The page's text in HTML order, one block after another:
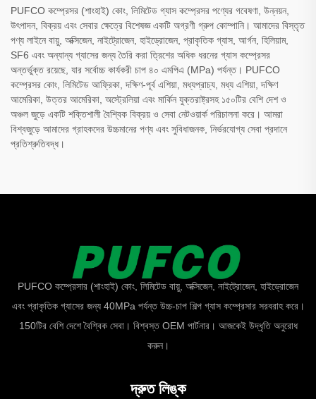
PUFCO কম্প্রেসর (শাংহাই) কোং, লিমিটেড গ্যাস কম্প্রেসর পণ্যের গবেষণা, উন্নয়ন,
উৎপাদন, বিক্রয় এবং সেবার ক্ষেত্রে বিশেষজ্ঞ একটি অগ্রণী গ্রুপ কোম্পানি। আমাদের বিস্তৃত
পণ্য লাইনে বায়ু, অক্সিজেন, নাইট্রোজেন, হাইড্রোজেন, প্রাকৃতিক গ্যাস, আর্গন, হিলিয়াম,
SF6 এবং অন্যান্য গ্যাসের জন্য তৈরি করা ত্রিশের অধিক ধরনের গ্যাস কম্প্রেসর
অন্তর্ভুক্ত রয়েছে, যার সর্বোচ্চ কার্যকরী চাপ ৪০ এমপিএ (MPa) পর্যন্ত। PUFCO
কম্প্রেসর কোং, লিমিটেড আফ্রিকা, দক্ষিণ-পূর্ব এশিয়া, মধ্যপ্রাচ্য, মধ্য এশিয়া, দক্ষিণ
আমেরিকা, উত্তর আমেরিকা, অস্ট্রেলিয়া এবং মার্কিন যুক্তরাষ্ট্রসহ ১৫০টির বেশি দেশ ও
অঞ্চল জুড়ে একটি শক্তিশালী বৈশ্বিক বিক্রয় ও সেবা নেটওয়ার্ক পরিচালনা করে। আমরা
বিশ্বজুড়ে আমাদের গ্রাহকদের উচ্চমানের পণ্য এবং সুবিধাজনক, নির্ভরযোগ্য সেবা প্রদানে
প্রতিশ্রুতিবদ্ধ।
PUFCO কম্প্রেসার (শাংহাই) কোং, লিমিটেড বায়ু, অক্সিজেন, নাইট্রোজেন, হাইড্রোজেন
এবং প্রাকৃতিক গ্যাসের জন্য 40MPa পর্যন্ত উচ্চ-চাপ শিল্প গ্যাস কম্প্রেসার সরবরাহ করে।
150টির বেশি দেশে বৈশ্বিক সেবা। বিশ্বস্ত OEM পার্টনার। আজকেই উদ্ধৃতি অনুরোধ
করুন।
দ্রুত লিঙ্ক